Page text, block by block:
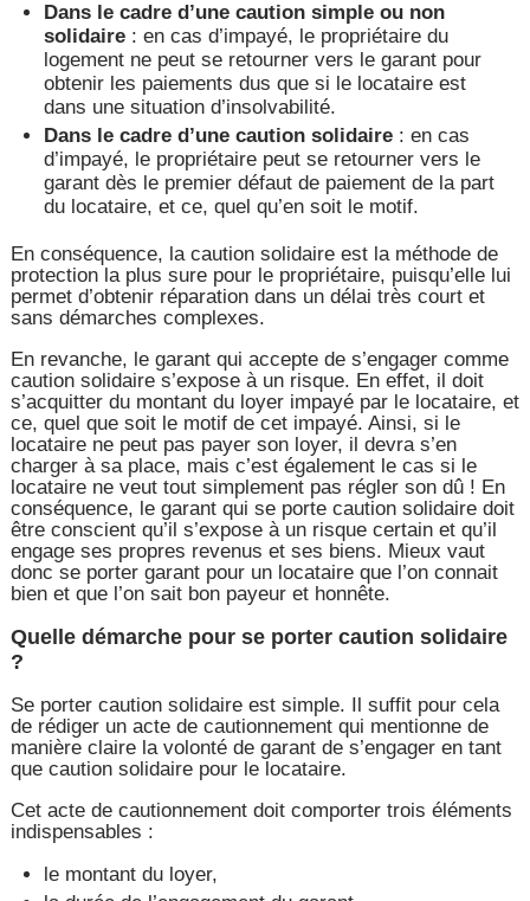
Dans le cadre d’une caution simple ou non
solidaire: en cas d’impayé, le propriétaire du
logement ne peut se retourner vers le garant pour
obtenir les paiements dus que si le locataire est
dans une situation d’insolvabilité.
Dans le cadre d’une caution solidaire: en cas
d’impayé, le propriétaire peut se retourner vers le
garant dès le premier défaut de paiement de la part
du locataire, et ce, quel qu’en soit le motif.
En conséquence, la caution solidaire est la méthode de
protection la plus sure pour le propriétaire, puisqu’elle lui
permet d’obtenir réparation dans un délai très court et
sans démarches complexes.
En revanche, le garant qui accepte de s’engager comme
caution solidaire s’expose à un risque. En effet, il doit
s’acquitter du montant du loyer impayé par le locataire, et
ce, quel que soit le motif de cet impayé. Ainsi, si le
locataire ne peut pas payer son loyer, il devra s’en
charger à sa place, mais c’est également le cas si le
locataire ne veut tout simplement pas régler son dû ! En
conséquence, le garant qui se porte caution solidaire doit
être conscient qu’il s’expose à un risque certain et qu’il
engage ses propres revenus et ses biens. Mieux vaut
donc se porter garant pour un locataire que l’on connait
bien et que l’on sait bon payeur et honnête.
Quelle démarche pour se porter caution solidaire
?
Se porter caution solidaire est simple. Il suffit pour cela
de rédiger un acte de cautionnement qui mentionne de
manière claire la volonté de garant de s’engager en tant
que caution solidaire pour le locataire.
Cet acte de cautionnement doit comporter trois éléments
indispensables :
le montant du loyer,